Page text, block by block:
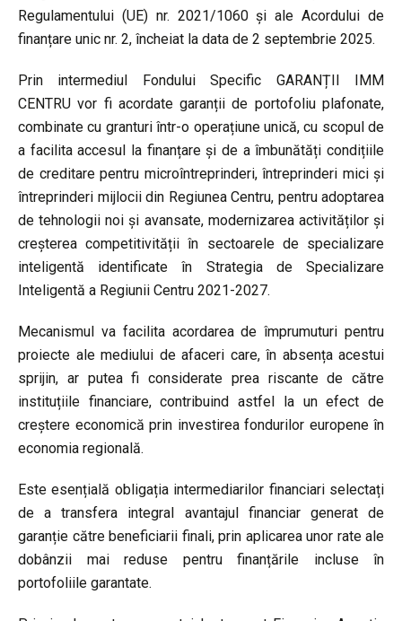
Regulamentului (UE) nr. 2021/1060 și ale Acordului de
finanțare unic nr. 2, încheiat la data de 2 septembrie 2025.
Prin intermediul Fondului Specific GARANȚII IMM
CENTRU vor fi acordate garanții de portofoliu plafonate,
combinate cu granturi într-o operațiune unică, cu scopul de
a facilita accesul la finanțare și de a îmbunătăți condițiile
de creditare pentru microîntreprinderi, întreprinderi mici și
întreprinderi mijlocii din Regiunea Centru, pentru adoptarea
de tehnologii noi și avansate, modernizarea activităților și
creșterea competitivității în sectoarele de specializare
inteligentă identificate în Strategia de Specializare
Inteligentă a Regiunii Centru 2021-2027.
Mecanismul va facilita acordarea de împrumuturi pentru
proiecte ale mediului de afaceri care, în absența acestui
sprijin, ar putea fi considerate prea riscante de către
instituțiile financiare, contribuind astfel la un efect de
creștere economică prin investirea fondurilor europene în
economia regională.
Este esențială obligația intermediarilor financiari selectați
de a transfera integral avantajul financiar generat de
garanție către beneficiarii finali, prin aplicarea unor rate ale
dobânzii mai reduse pentru finanțările incluse în
portofoliile garantate.